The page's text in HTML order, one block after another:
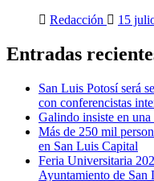
Redacción 15
Entradas
San Luis Potosí será
con conferencistas
Galindo insiste en
Más de 250 mil
en San Luis Capital
Feria Universitaria
Ayuntamiento de San